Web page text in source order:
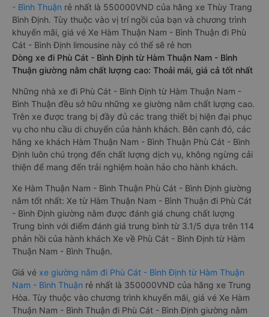
- Bình Thuận rẻ nhất là 550000VND của hãng xe Thùy Trang
Bình Định. Tùy thuộc vào vị trí ngồi của bạn và chương trình
khuyến mãi, giá vé Xe Hàm Thuận Nam - Bình Thuận đi Phù
Cát - Bình Định limousine này có thể sẽ rẻ hơn
Dòng xe đi Phù Cát - Bình Định từ Hàm Thuận Nam - Bình
Thuận giường nằm chất lượng cao: Thoải mái, giá cả tốt nhất
Những nhà xe đi Phù Cát - Bình Định từ Hàm Thuận Nam -
Bình Thuận đều sở hữu những xe giường nằm chất lượng cao.
Trên xe được trang bị đầy đủ các trang thiết bị hiện đại phục
vụ cho nhu cầu di chuyển của hành khách. Bên cạnh đó, các
hãng xe khách Hàm Thuận Nam - Bình Thuận Phù Cát - Bình
Định luôn chú trọng đến chất lượng dịch vụ, không ngừng cải
thiện để mang đến trải nghiệm hoàn hảo cho hành khách.
Xe Hàm Thuận Nam - Bình Thuận Phù Cát - Bình Định giường
nằm tốt nhất: Xe từ Hàm Thuận Nam - Bình Thuận đi Phù Cát
- Bình Định giường nằm được đánh giá chung chất lượng
Trung bình với điểm đánh giá trung bình từ 3.1/5 dựa trên 114
phản hồi của hành khách Xe về Phù Cát - Bình Định từ Hàm
Thuận Nam - Bình Thuận.
Giá vé xe giường nằm đi Phù Cát - Bình Định từ Hàm Thuận
Nam - Bình Thuận rẻ nhất là 350000VND của hãng xe Trung
Hòa. Tùy thuộc vào chương trình khuyến mãi, giá vé Xe Hàm
Thuận Nam - Bình Thuận đi Phù Cát - Bình Định giường nằm